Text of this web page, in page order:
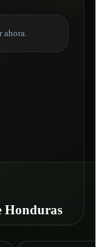
ahora.
Honduras